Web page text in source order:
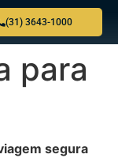
(31) 3643-1000
para
segura